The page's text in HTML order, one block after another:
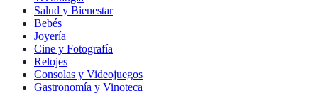
Salud y Bienestar
Bebés
Joyería
Cine y Fotografía
Relojes
Consolas y Videojuegos
Gastronomía y Vinoteca